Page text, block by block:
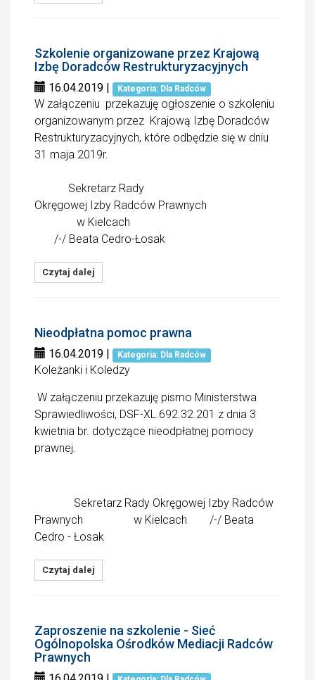
Szkolenie organizowane przez Krajową
Izbę Doradców Restrukturyzacyjnych
16.04.2019 | Kategoria: Dla Radców
W załączeniu przekazuję ogłoszenie o szkoleniu
organizowanym przez Krajową Izbę Doradców
Restrukturyzacyjnych, które odbędzie się w dniu
31 maja 2019r.
Sekretarz Rady
Okręgowej Izby Radców Prawnych
w Kielcach
/-/ Beata Cedro-Łosak
Czytaj dalej
Nieodpłatna pomoc prawna
16.04.2019 | Kategoria: Dla Radców
Koleżanki i Koledzy
W załączeniu przekazuję pismo Ministerstwa
Sprawiedliwości, DSF-XL.692.32.201 z dnia 3
kwietnia br. dotyczące nieodpłatnej pomocy
prawnej.
Sekretarz Rady Okręgowej Izby Radców
Prawnych w Kielcach /-/ Beata
Cedro - Łosak
Czytaj dalej
Zaproszenie na szkolenie - Sieć
Ogólnopolska Ośrodków Mediacji Radców
Prawnych